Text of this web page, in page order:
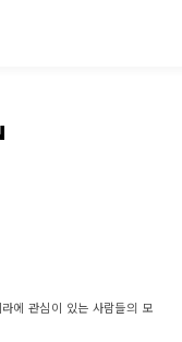
에 관심이 있는 사람들의 모